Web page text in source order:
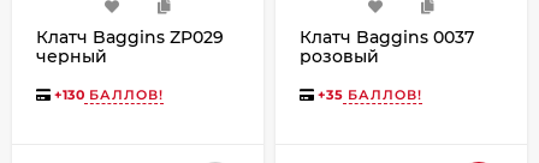
Клатч Baggins ZP029
черный
+130 БАЛЛОВ!
Клатч Baggins 0037
розовый
+35 БАЛЛОВ!